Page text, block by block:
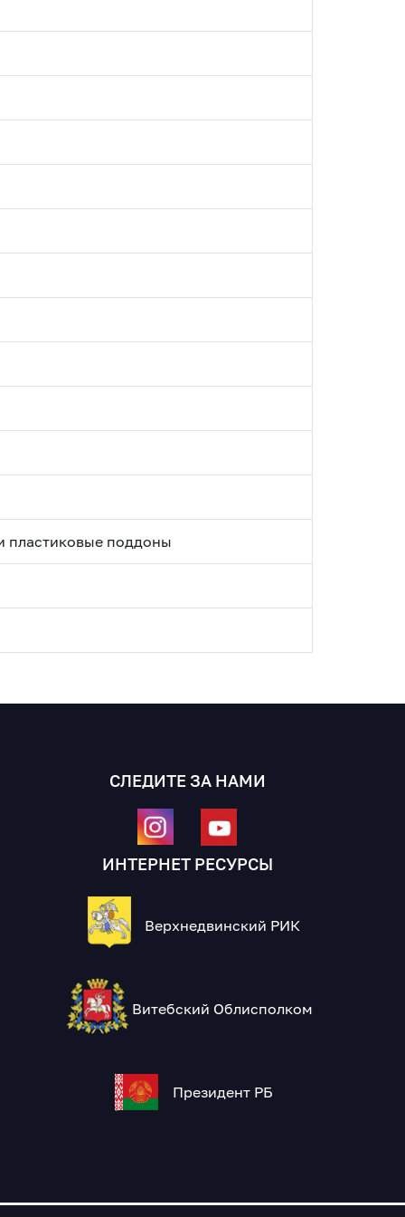
пластиковые поддоны
СЛЕДИТЕ ЗА НАМИ
ИНТЕРНЕТ РЕСУРСЫ
Верхнедвинский РИК
Витебский Облисполком
Президент РБ